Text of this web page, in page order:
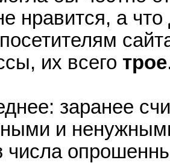
нравится, а
их всего трое
заранее
и
числа